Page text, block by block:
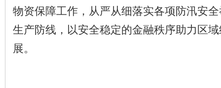
物资保障工作，从严从细落实各项防汛安
生产防线，以安全稳定的金融秩序助力区
展。